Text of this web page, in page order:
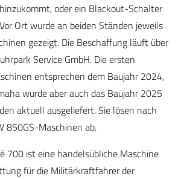
oder ein Blackout-Schalter
Ort wurde an beiden Ständen jeweils
gezeigt. Die Beschaffung läuft über
Service GmbH. Die ersten
entsprechen dem Baujahr 2024,
wurde aber auch das Baujahr 2025
aktuell ausgeliefert. Sie lösen nach
850GS-Maschinen ab.
700 ist eine handelsübliche Maschine
für die Militärkraftfahrer der